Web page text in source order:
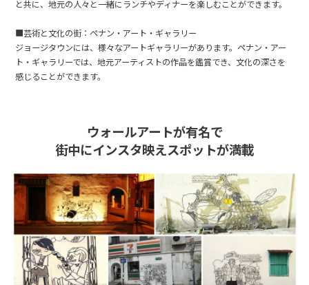
と共に、地元の人々と一緒にランチやディナーを楽しむことができます。
■芸術と文化の街：ペナン・アート・ギャラリー
ジョージタウンには、様々なアートギャラリーがあります。ペナン・アー
ト・ギャラリーでは、地元アーティストの作品を鑑賞でき、文化の深さを
感じることができます。
ウォールアートが有名で
街中にインスタ映えスポットが満載